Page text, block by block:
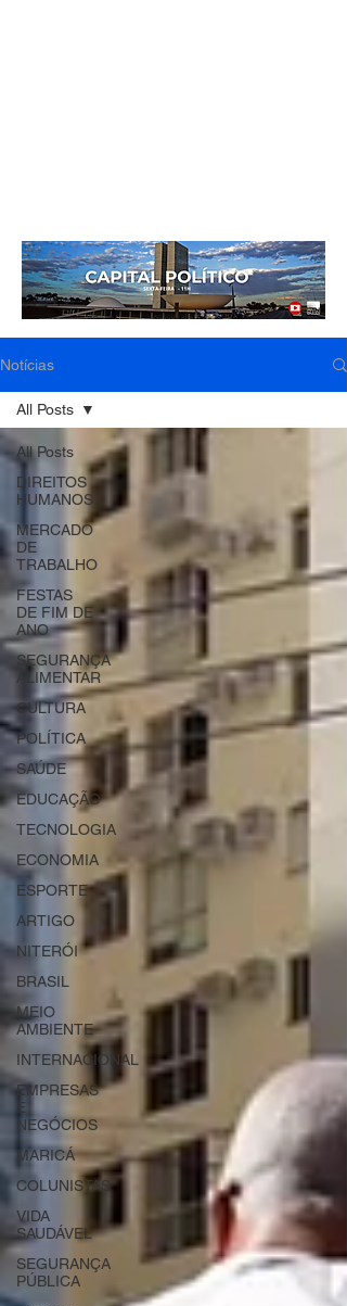
Notícias
All Posts
DIREITOS
HUMANOS
MERCADO
DE
TRABALHO
FESTAS
DE FIM DE
ANO
SEGURANÇA
ALIMENTAR
CULTURA
POLÍTICA
SAÚDE
EDUCAÇÃO
TECNOLOGIA
ECONOMIA
ESPORTE
ARTIGO
NITERÓI
BRASIL
MEIO
AMBIENTE
INTERNACIONAL
EMPRESAS
E
NEGÓCIOS
MARICÁ
COLUNISTAS
VIDA
SAUDÁVEL
SEGURANÇA
PÚBLICA
All Posts